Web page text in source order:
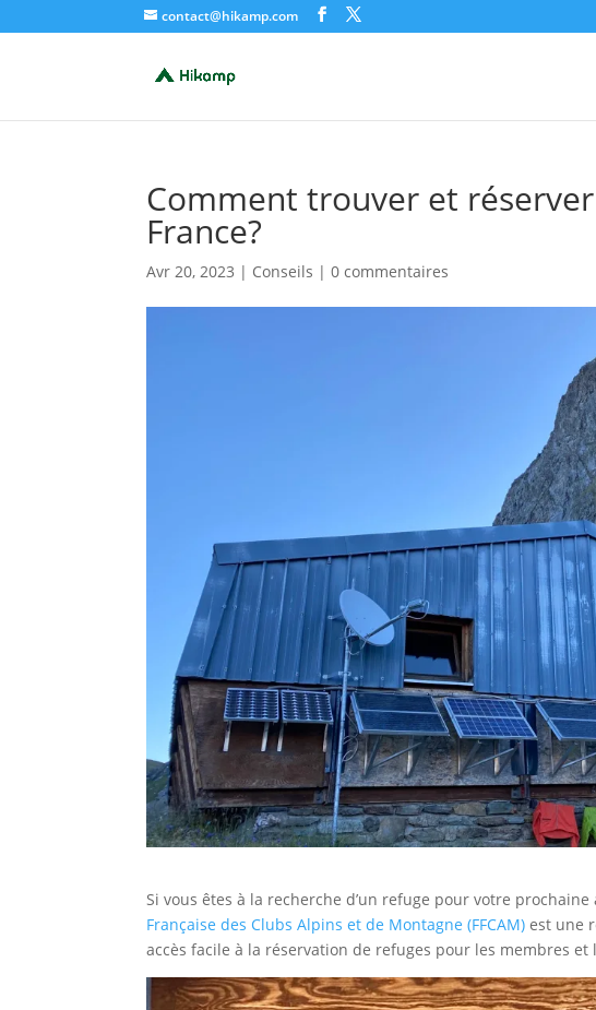
contact@hikamp.com
Comment trouver et
France?
Avr 20, 2023 | Conseils |0 commentaires
Si vous êtes à la recherche d’un refuge pour votre
Française des Clubs Alpins et de Montagne (FFCAM) est une
accès facile à la réservation de refuges pour les membres et